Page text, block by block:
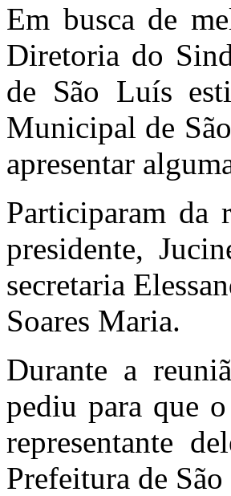
Em busca de
Diretoria do
de São Luís
Municipal de
apresentar
Participaram da
presidente,
secretaria
Soares Maria.
Durante a
pediu para que
representante
Prefeitura de